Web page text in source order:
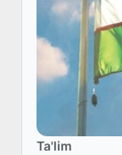
Ta'lim